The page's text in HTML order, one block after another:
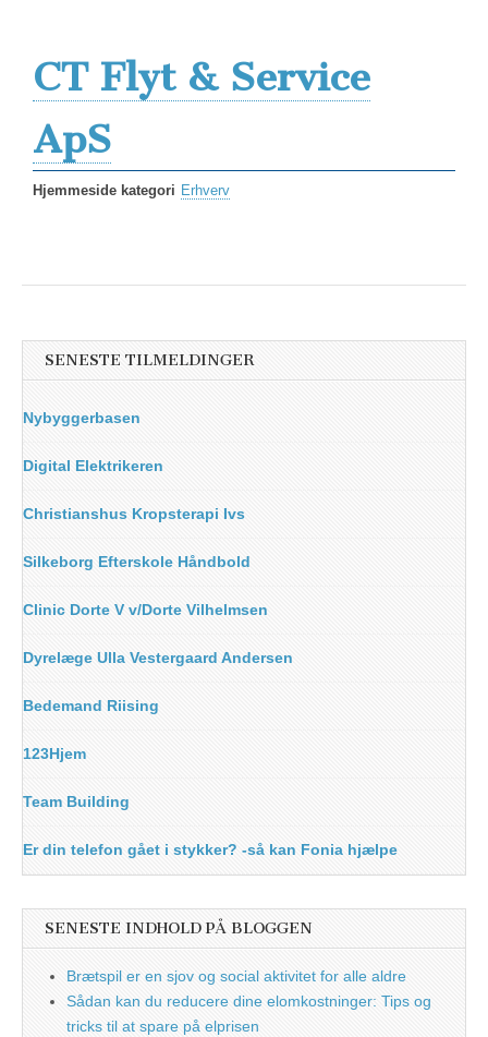
CT Flyt & Service
ApS
Hjemmeside kategori Erhverv
SENESTE TILMELDINGER
Nybyggerbasen
Digital Elektrikeren
Christianshus Kropsterapi Ivs
Silkeborg Efterskole Håndbold
Clinic Dorte V v/Dorte Vilhelmsen
Dyrelæge Ulla Vestergaard Andersen
Bedemand Riising
123Hjem
Team Building
Er din telefon gået i stykker? -så kan Fonia hjælpe
SENESTE INDHOLD PÅ BLOGGEN
Brætspil er en sjov og social aktivitet for alle aldre
Sådan kan du reducere dine elomkostninger: Tips og
tricks til at spare på elprisen